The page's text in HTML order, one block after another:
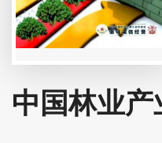
中国林业产